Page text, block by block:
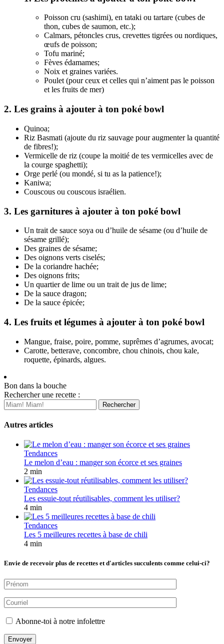
Poisson cru (sashimi), en tataki ou tartare (cubes de
thon, cubes de saumon, etc.);
Calmars, pétoncles crus, crevettes tigrées ou nordiques,
œufs de poisson;
Tofu mariné;
Fèves édamames;
Noix et graines variées.
Poulet (pour ceux et celles qui n’aiment pas le poisson
et les fruits de mer)
2. Les grains à ajouter à ton poké bowl
Quinoa;
Riz Basmati (ajoute du riz sauvage pour augmenter la quantité
de fibres!);
Vermicelle de riz (coupe la moitié de tes vermicelles avec de
la courge spaghetti);
Orge perlé (ou mondé, si tu as la patience!);
Kaniwa;
Couscous ou couscous israélien.
3. Les garnitures à ajouter à ton poké bowl
Un trait de sauce soya ou d’huile de sésame (ou d’huile de
sésame grillé);
Des graines de sésame;
Des oignons verts ciselés;
De la coriandre hachée;
Des oignons frits;
Un quartier de lime ou un trait de jus de lime;
De la sauce dragon;
De la sauce épicée;
4. Les fruits et légumes à ajouter à ton poké bowl
Mangue, fraise, poire, pomme, suprêmes d’agrumes, avocat;
Carotte, betterave, concombre, chou chinois, chou kale,
roquette, épinards, algues.
Bon dans la bouche
Rechercher une recette :
Autres articles
Tendances
Le melon d’eau : manger son écorce et ses graines
2 min
Tendances
Les essuie-tout réutilisables, comment les utiliser?
4 min
Tendances
Les 5 meilleures recettes à base de chili
4 min
Envie de recevoir plus de recettes et d'articles succulents comme celui-ci?
Abonne-toi à notre infolettre